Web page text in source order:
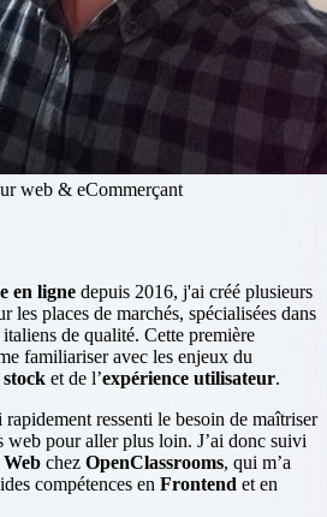
web & eCommerçant
en ligne depuis 2016, j'ai créé plusieurs
les places de marchés, spécialisées dans
de qualité. Cette première
familiariser avec les enjeux du
stock et de l’expérience utilisateur.
ressenti le besoin de maîtriser
web pour aller plus loin. J’ai donc suivi
chez OpenClassrooms, qui m’a
compétences en Frontend et en